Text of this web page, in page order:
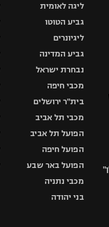
ליגה לאומית
גביע הטוטו
ליגיונרים
גביע המדינה
נבחרת ישראל
מכבי חיפה
בית"ר ירושלים
מכבי תל אביב
הפועל תל אביב
הפועל חיפה
הפועל באר שבע
מכבי נתניה
בני יהודה